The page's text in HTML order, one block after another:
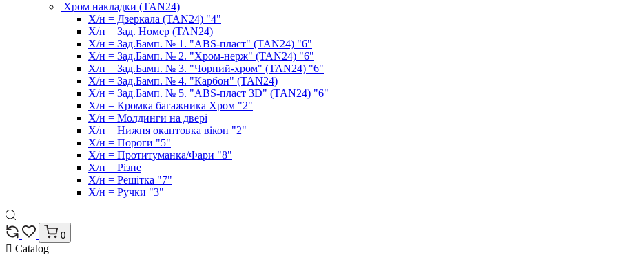
Хром накладки (TAN24)
Х/н = Дзеркала (TAN24) "4"
Х/н = Зад. Номер (TAN24)
Х/н = Зад.Бамп. № 1. "ABS-пласт" (TAN24) "6"
Х/н = Зад.Бамп. № 2. "Хром-нерж" (TAN24) "6"
Х/н = Зад.Бамп. № 3. "Чорний-хром" (TAN24) "6"
Х/н = Зад.Бамп. № 4. "Карбон" (TAN24)
Х/н = Зад.Бамп. № 5. "ABS-пласт 3D" (TAN24) "6"
Х/н = Кромка багажника Хром "2"
Х/н = Молдинги на двері
Х/н = Нижня окантовка вікон "2"
Х/н = Пороги "5"
Х/н = Протитуманка/Фари "8"
Х/н = Різне
Х/н = Решітка "7"
Х/н = Ручки "3"
0
Catalog